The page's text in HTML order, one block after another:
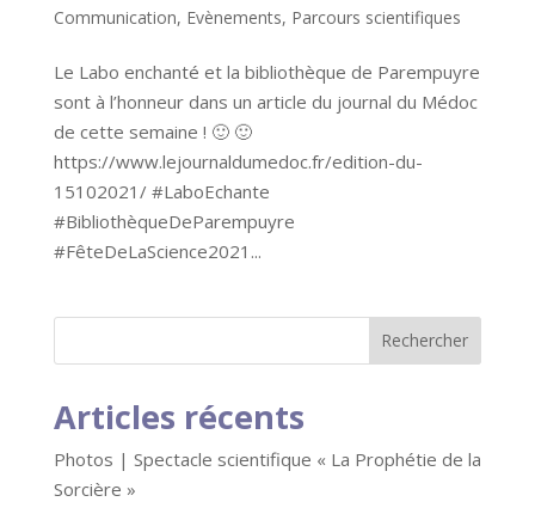
Communication, Evènements, Parcours scientifiques
Le Labo enchanté et la bibliothèque de Parempuyre
sont à l’honneur dans un article du journal du Médoc
de cette semaine ! 🙂 🙂
https://www.lejournaldumedoc.fr/edition-du-
15102021/ #LaboEchante
#BibliothèqueDeParempuyre
#FêteDeLaScience2021...
Articles récents
Photos | Spectacle scientifique « La Prophétie de la
Sorcière »